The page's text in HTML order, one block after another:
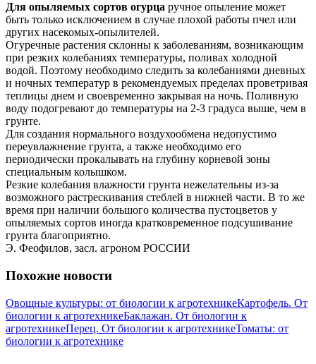
Для опыляемых сортов огурца ручное опыление может
быть только исключением в случае плохой работы пчел или
других насекомых-опылителей.
Огуречные растения склонны к заболеваниям, возникающим
при резких колебаниях температуры, поливах холодной
водой. Поэтому необходимо следить за колебаниями дневных
и ночных температур в рекомендуемых пределах проветривая
теплицы днем и своевременно закрывая на ночь. Поливную
воду подогревают до температуры на 2-3 градуса выше, чем в
грунте.
Для создания нормального воздухообмена недопустимо
переувлажнение грунта, а также необходимо его
периодически прокалывать на глубину корневой зоны
специальным колышком.
Резкие колебания влажности грунта нежелательны из-за
возможного растрескивания стеблей в нижней части. В то же
время при наличии большого количества пустоцветов у
опыляемых сортов иногда кратковременное подсушивание
грунта благоприятно.
Э. Феофилов, засл. агроном РОССИИ
Похожие новости
Овощные культуры: от биологии к агротехникеКартофель. От
биологии к агротехникеБаклажан. От биологии к
агротехникеПерец. От биологии к агротехникеТоматы: от
биологии к агротехнике